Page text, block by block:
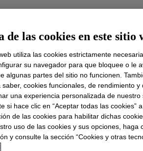
Coating
TÉCNICO OPCIONES DE MUESTRA
?
optional heat acceleration, UV
de las cookies en este sitio
utiliza las cookies estrictamente
su navegador para que bloquee o le
algunas partes del sitio no funcionen.
saber, cookies funcionales, de rendimiento
una experiencia personalizada de
si hace clic en “Aceptar todas las cookies”
de las cookies para habilitar dichas
uso de las cookies y sus opciones, haga
y consulte la sección “Cookies y otras